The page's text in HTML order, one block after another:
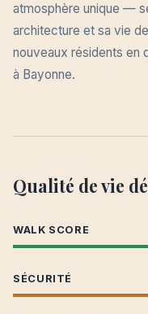
atmosphère unique —
architecture et sa vie
nouveaux résidents en
à Bayonne.
Qualité de vie
WALK SCORE
SÉCURITÉ